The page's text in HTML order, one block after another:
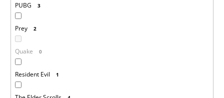
PUBG 3
Prey 2
Quake 0
Resident Evil 1